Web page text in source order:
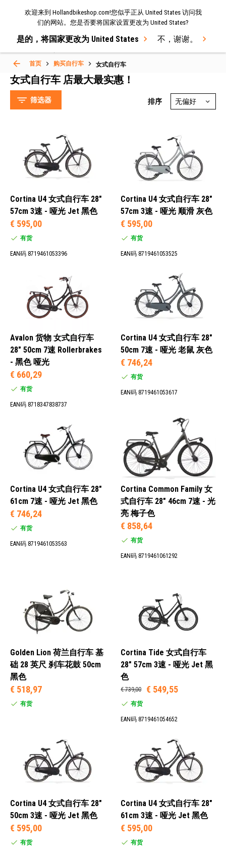
欢迎来到 Hollandbikeshop.com!您似乎正从 United States 访问我
们的网站。您是否要将国家设置更改为 United States?
是的，将国家更改为 United States 不，谢谢。
首页 购买自行车 女式自行车
女式自行车
Cortina (82)
Avalon (15)
Bikkel (3)
28L (3)
32L (10)
34L (28)
女士 (66)
49厘米 (2)
50厘米 (22)
54厘米 (3)
1速 (2)
蓝色 (9)
绿色 (9)
哑光蓝色 (1)
女式自行车 店最大最实惠！
筛选器 排序
Cortina U4 女式自行车 28"
57cm 3速 - 哑光 Jet 黑色
€ 595,00
有货
EAN码 8719461053396
Cortina U4 女式自行车 28"
57cm 3速 - 哑光 顺滑 灰色
€ 595,00
有货
EAN码 8719461053525
Avalon 货物 女式自行车
28" 50cm 7速 Rollerbrakes
- 黑色 哑光
€ 660,29
有货
EAN码 8718347838737
Cortina U4 女式自行车 28"
50cm 7速 - 哑光 老鼠 灰色
€ 746,24
有货
EAN码 8719461053617
Cortina U4 女式自行车 28"
61cm 7速 - 哑光 Jet 黑色
€ 746,24
有货
EAN码 8719461053563
Cortina Common Family 女
式自行车 28" 46cm 7速 - 光
亮 梅子色
€ 858,64
有货
EAN码 8719461061292
Golden Lion 荷兰自行车 基
础 28 英尺 刹车花鼓 50cm
黑色
€ 518,97
有货
Cortina Tide 女式自行车
28" 57cm 3速 - 哑光 Jet 黑
色
€ 739,00 € 549,55
有货
EAN码 8719461054652
Cortina U4 女式自行车 28"
50cm 3速 - 哑光 Jet 黑色
€ 595,00
有货
Cortina U4 女式自行车 28"
61cm 3速 - 哑光 Jet 黑色
€ 595,00
有货